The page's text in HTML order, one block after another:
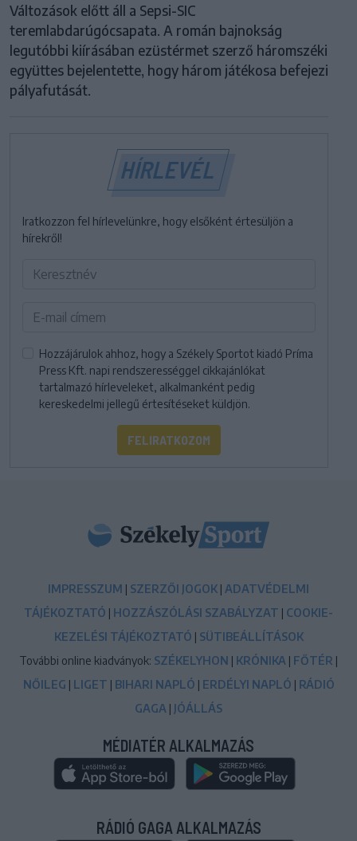
Változások előtt áll a Sepsi-SIC
teremlabdarúgócsapata. A román bajnokság
legutóbbi kiírásában ezüstérmet szerző háromszéki
együttes bejelentette, hogy három játékosa befejezi
pályafutását.
HÍRLEVÉL
Iratkozzon fel hírlevelünkre, hogy elsőként értesüljön a
hírekről!
Hozzájárulok ahhoz, hogy a Székely Sportot kiadó Príma
Press Kft. napi rendszerességgel cikkajánlókat
tartalmazó hírleveleket, alkalmanként pedig
kereskedelmi jellegű értesítéseket küldjön.
FELIRATKOZOM
IMPRESSZUM | SZERZŐI JOGOK | ADATVÉDELMI
TÁJÉKOZTATÓ | HOZZÁSZÓLÁSI SZABÁLYZAT | COOKIE-
KEZELÉSI TÁJÉKOZTATÓ | SÜTIBEÁLLÍTÁSOK
További online kiadványok: SZÉKELYHON | KRÓNIKA | FŐTÉR |
NŐILEG | LIGET | BIHARI NAPLÓ | ERDÉLYI NAPLÓ | RÁDIÓ
GAGA | JÓÁLLÁS
MÉDIATÉR ALKALMAZÁS
RÁDIÓ GAGA ALKALMAZÁS